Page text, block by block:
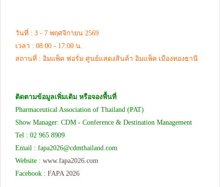
วันที่ : 3 - 7 พฤศจิกายน 2569
เวลา : 08:00 - 17:00 น.
สถานที่ : อิมแพ็ค ฟอรั่ม ศูนย์แสดงสินค้า อิมแพ็ค เมืองทองธานี
ติดตามข้อมูลเพิ่มเติม หรือจองพื้นที่
Pharmaceutical Association of Thailand (PAT)
Show Manager: CDM - Conference & Destination Management
Tel : 02 965 8909
Email : fapa2026@cdmthailand.com
Website : www.fapa2026.com
Facebook : FAPA 2026